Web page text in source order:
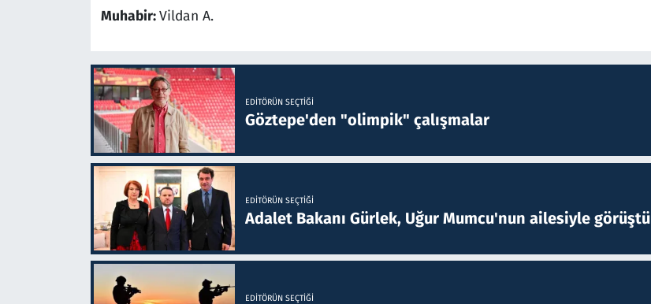
Muhabir:Vildan A.
EDITÖRÜN SEÇTIĞI
Göztepe'den "olimpik" çalışmalar
EDITÖRÜN SEÇTIĞI
Adalet Bakanı Gürlek, Uğur Mumcu'nun ailesiyle görüştü
EDITÖRÜN SEÇTIĞI